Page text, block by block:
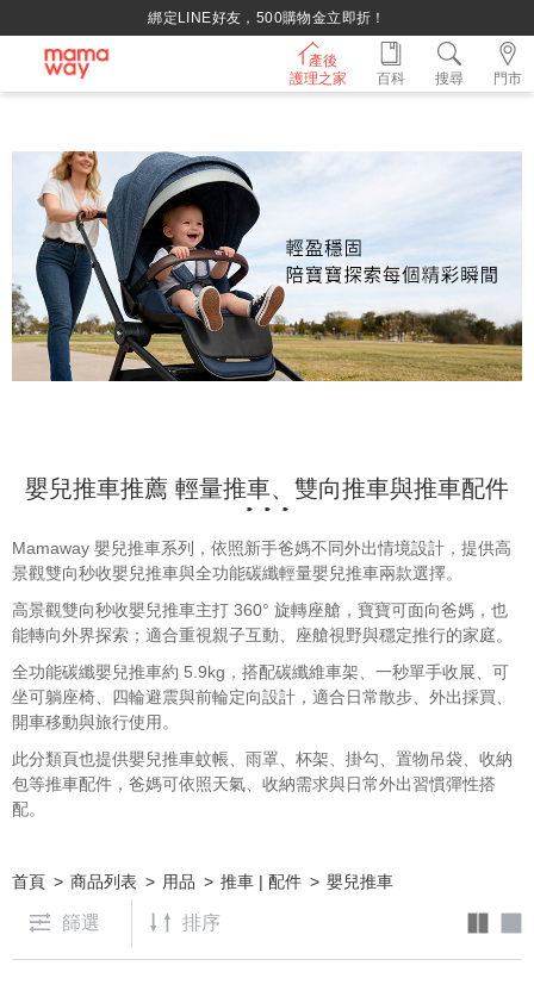
綁定LINE好友，500購物金立即折！
產後
護理之家
門市
百科 搜尋
嬰兒推車推薦 輕量推車、雙向推車與推車配件
Mamaway 嬰兒推車系列，依照新手爸媽不同外出情境設計，提供高
景觀雙向秒收嬰兒推車與全功能碳纖輕量嬰兒推車兩款選擇。
高景觀雙向秒收嬰兒推車主打 360° 旋轉座艙，寶寶可面向爸媽，也
能轉向外界探索；適合重視親子互動、座艙視野與穩定推行的家庭。
全功能碳纖嬰兒推車約 5.9kg，搭配碳纖維車架、一秒單手收展、可
坐可躺座椅、四輪避震與前輪定向設計，適合日常散步、外出採買、
開車移動與旅行使用。
此分類頁也提供嬰兒推車蚊帳、雨罩、杯架、掛勾、置物吊袋、收納
包等推車配件，爸媽可依照天氣、收納需求與日常外出習慣彈性搭
配。
首頁 商品列表 用品 推車 | 配件 嬰兒推車
篩選